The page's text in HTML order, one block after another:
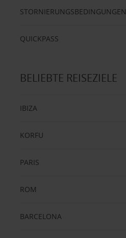
STORNIERUNGSBEDINGUNGEN
QUICKPASS
BELIEBTE REISEZIELE
IBIZA
KORFU
PARIS
ROM
BARCELONA